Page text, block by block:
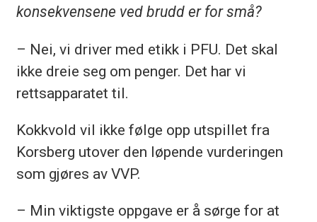
konsekvensene ved brudd er for små?
– Nei, vi driver med etikk i PFU. Det skal
ikke dreie seg om penger. Det har vi
rettsapparatet til.
Kokkvold vil ikke følge opp utspillet fra
Korsberg utover den løpende vurderingen
som gjøres av VVP.
– Min viktigste oppgave er å sørge for at